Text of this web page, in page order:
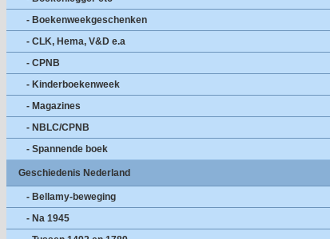
- Boekenweekgeschenken
- CLK, Hema, V&D e.a
- CPNB
- Kinderboekenweek
- Magazines
- NBLC/CPNB
- Spannende boek
Geschiedenis Nederland
- Bellamy-beweging
- Na 1945